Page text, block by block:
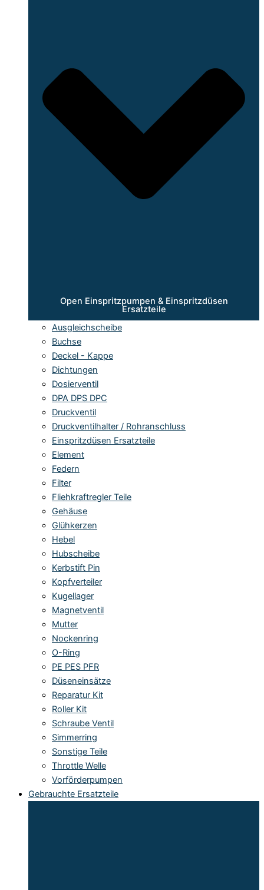
Open Einspritzpumpen & Einspritzdüsen
Ersatzteile
Ausgleichscheibe
Buchse
Deckel - Kappe
Dichtungen
Dosierventil
DPA DPS DPC
Druckventil
Druckventilhalter / Rohranschluss
Einspritzdüsen Ersatzteile
Element
Federn
Filter
Fliehkraftregler Teile
Gehäuse
Glühkerzen
Hebel
Hubscheibe
Kerbstift Pin
Kopfverteiler
Kugellager
Magnetventil
Mutter
Nockenring
O-Ring
PE PES PFR
Düseneinsätze
Reparatur Kit
Roller Kit
Schraube Ventil
Simmerring
Sonstige Teile
Throttle Welle
Vorförderpumpen
Gebrauchte Ersatzteile